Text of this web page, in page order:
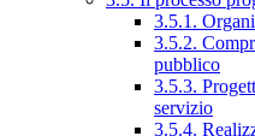
3.5.1.
3.5.2.
pubblico
3.5.3.
servizio
3.5.4.